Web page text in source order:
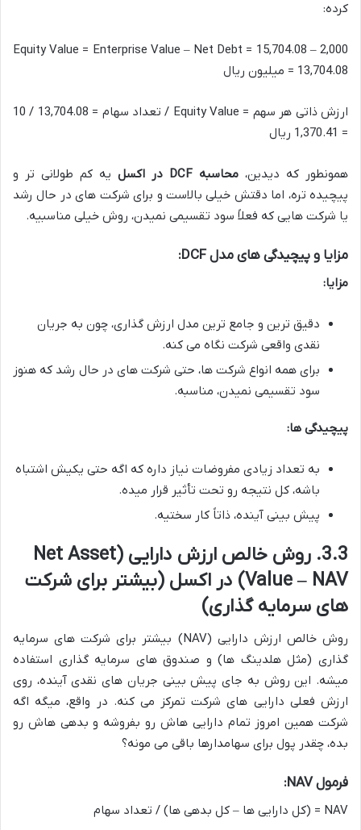
کرده:
Equity Value = Enterprise Value – Net Debt = 15,704.08 – 2,000
= 13,704.08 میلیون ریال
ارزش ذاتی هر سهم = Equity Value / تعداد سهام = 13,704.08 / 10
= 1,370.41 ریال
همونطور که دیدین، محاسبه DCF در اکسل
یه کم طولانی تر و
پیچیده تره، اما دقتش خیلی بالاست و برای شرکت های در حال رشد
یا شرکت هایی که فعلاً سود تقسیمی نمیدن، روش خیلی مناسبیه.
مزایا و پیچیدگی های مدل DCF:
مزایا:
دقیق ترین و جامع ترین مدل ارزش گذاری، چون به جریان
نقدی واقعی شرکت نگاه می کنه.
برای همه انواع شرکت ها، حتی شرکت های در حال رشد که هنوز
سود تقسیمی نمیدن، مناسبه.
پیچیدگی ها:
به تعداد زیادی مفروضات نیاز داره که اگه حتی یکیش اشتباه
باشه، کل نتیجه رو تحت تأثیر قرار میده.
پیش بینی آینده، ذاتاً کار سختیه.
3.3. روش خالص ارزش دارایی (Net Asset
Value – NAV) در اکسل (بیشتر برای شرکت
های سرمایه گذاری)
روش خالص ارزش دارایی (NAV) بیشتر برای شرکت های سرمایه
گذاری (مثل هلدینگ ها) و صندوق های سرمایه گذاری استفاده
میشه. این روش به جای پیش بینی جریان های نقدی آینده، روی
ارزش فعلی دارایی های شرکت تمرکز می کنه. در واقع، میگه اگه
شرکت همین امروز تمام دارایی هاش رو بفروشه و بدهی هاش رو
بده، چقدر پول برای سهامدارها باقی می مونه؟
فرمول NAV:
NAV = (کل دارایی ها – کل بدهی ها) / تعداد سهام